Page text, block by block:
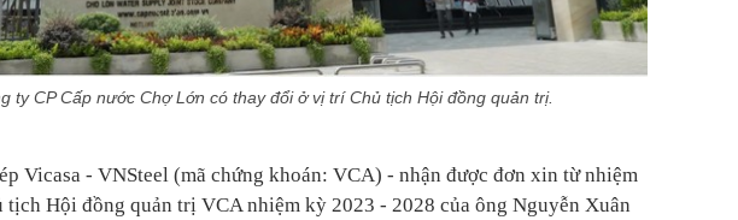
ty CP Cấp nước Chợ Lớn có thay đổi ở vị trí Chủ tịch Hội đồng quản trị.
Vicasa - VNSteel (mã chứng khoán: VCA) - nhận được đơn xin từ nhiệm
tịch Hội đồng quản trị VCA nhiệm kỳ 2023 - 2028 của ông Nguyễn Xuân